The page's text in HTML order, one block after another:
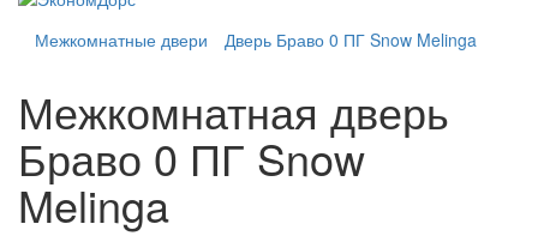
Межкомнатные двери Дверь Браво 0 ПГ Snow Melinga
Межкомнатная дверь
Браво 0 ПГ Snow
Melinga